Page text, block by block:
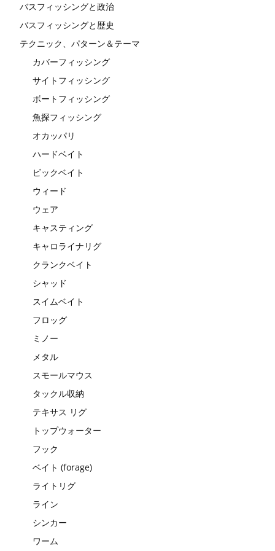
バスフィッシングと政治
バスフィッシングと歴史
テクニック、パターン＆テーマ
カバーフィッシング
サイトフィッシング
ボートフィッシング
魚探フィッシング
オカッパリ
ハードベイト
ビックベイト
ウィード
ウェア
キャスティング
キャロライナリグ
クランクベイト
シャッド
スイムベイト
フロッグ
ミノー
メタル
スモールマウス
タックル収納
テキサス リグ
トップウォーター
フック
ベイト (forage)
ライトリグ
ライン
シンカー
ワーム